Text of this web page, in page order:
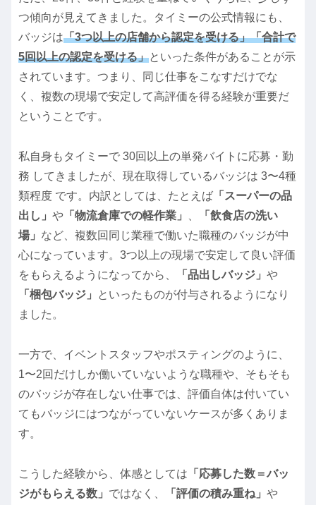
つ傾向が見えてきました。タイミーの公式情報にも、
バッジは「3つ以上の店舗から認定を受ける」「合計で
5回以上の認定を受ける」といった条件があることが示
されています。つまり、同じ仕事をこなすだけでな
く、複数の現場で安定して高評価を得る経験が重要だ
ということです。
私自身もタイミーで 30回以上の単発バイトに応募・勤
務 してきましたが、現在取得しているバッジは 3〜4種
類程度 です。内訳としては、たとえば 「スーパーの品
出し」 や 「物流倉庫での軽作業」
「飲食店の洗い
場」 など、複数回同じ業種で働いた職種のバッジが中
心になっています。3つ以上の現場で安定して良い評価
をもらえるようになってから、
「品出しバッジ」 や
「梱包バッジ」
といったものが付与されるようになり
ました。
一方で、イベントスタッフやポスティングのように、
1〜2回だけしか働いていないような職種や、そもそも
のバッジが存在しない仕事では、評価自体は付いてい
てもバッジにはつながっていないケースが多くありま
す。
こうした経験から、体感としては 「応募した数＝バッ
ジがもらえる数」 ではなく、 「評価の積み重ね」 や